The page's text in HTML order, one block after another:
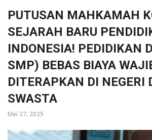
PUTUSAN MAHKAMAH
SEJARAH BARU
INDONESIA! PEDIDIKAN
SMP) BEBAS BIAYA
DITERAPKAN DI NEGERI
SWASTA
Mei 27, 2025